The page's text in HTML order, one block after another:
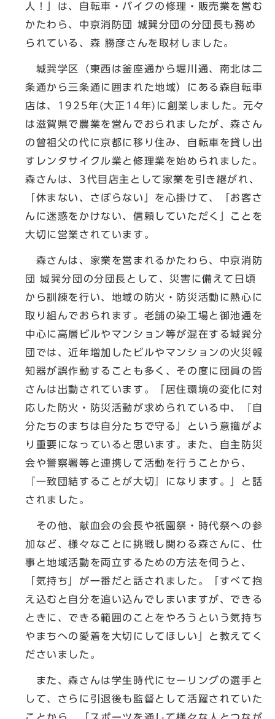
人！」は、自転車・バイクの修理・販売業を営む
かたわら、中京消防団 城巽分団の分団長も務め
られている、森 勝彦さんを取材しました。
城巽学区（東西は釜座通から堀川通、南北は二
条通から三条通に囲まれた地域）にある森自転車
店は、1925年(大正14年)に創業しました。元々
は滋賀県で農業を営んでおられましたが、森さん
の曾祖父の代に京都に移り住み、自転車を貸し出
すレンタサイクル業と修理業を始められました。
森さんは、3代目店主として家業を引き継がれ、
「休まない、さぼらない」を心掛けて、「お客さ
んに迷惑をかけない、信頼していただく」ことを
大切に営業されています。
森さんは、家業を営まれるかたわら、中京消防
団 城巽分団の分団長として、災害に備えて日頃
から訓練を行い、地域の防火・防災活動に熱心に
取り組んでおられます。老舗の染工場と御池通を
中心に高層ビルやマンション等が混在する城巽分
団では、近年増加したビルやマンションの火災報
知器が誤作動することも多く、その度に団員の皆
さんは出動されています。「居住環境の変化に対
応した防火・防災活動が求められている中、『自
分たちのまちは自分たちで守る』という意識がよ
り重要になっていると思います。また、自主防災
会や警察署等と連携して活動を行うことから、
『一致団結することが大切』になります。」と話
されました。
その他、献血会の会長や祇園祭・時代祭への参
加など、様々なことに挑戦し関わる森さんに、仕
事と地域活動を両立するための方法を伺うと、
「気持ち」が一番だと話されました。「すべて抱
え込むと自分を追い込んでしまいますが、できる
ときに、できる範囲のことをやろうという気持ち
やまちへの愛着を大切にしてほしい」と教えてく
ださいました。
また、森さんは学生時代にセーリングの選手と
して、さらに引退後も監督として活躍されていた
ことから、「スポーツを通して様々な人とつなが